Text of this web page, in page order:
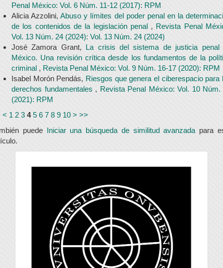
Penal México: Vol. 6 Núm. 11-12 (2017): RPM
Alicia Azzolini,Abuso y límites del poder penal en la
de los contenidos de la legislación penal , Revista Penal
Vol. 13 Núm. 24 (2024): Vol. 13 Núm. 24 (2024)
José Zamora Grant, La crisis del sistema de justicia penal
México. Una revisión crítica desde los fundamentos de la
criminal , Revista Penal México: Vol. 9 Núm. 16-17 (2020): RPM
Isabel Morón Pendás, Riesgos que genera el ciberespacio para
derechos fundamentales , Revista Penal México: Vol. 10 Núm.
(2021): RPM
< 1 2 3 4 5 6 7 8 9 10 > >>
puede Iniciar una búsqueda de similitud avanzada para
universidad